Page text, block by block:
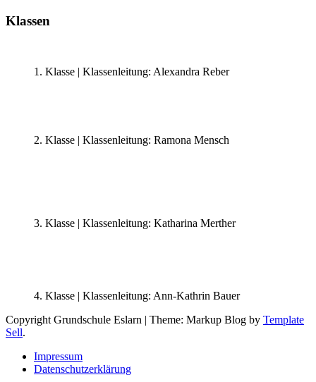
Klassen
1. Klasse | Klassenleitung: Alexandra Reber
2. Klasse | Klassenleitung: Ramona Mensch
3. Klasse | Klassenleitung: Katharina Merther
4. Klasse | Klassenleitung: Ann-Kathrin Bauer
Copyright Grundschule Eslarn | Theme: Markup Blog by Template
Sell.
Impressum
Datenschutzerklärung